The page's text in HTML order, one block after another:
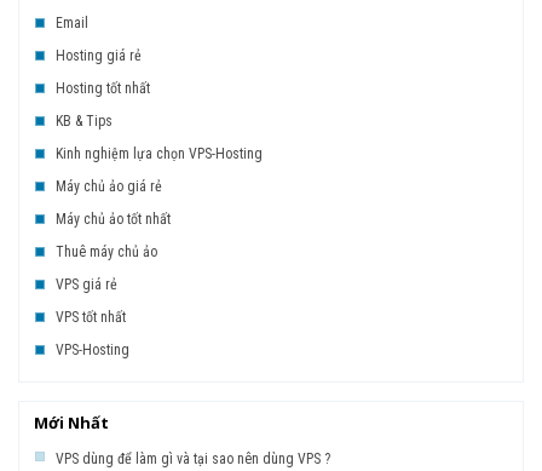
Email
Hosting giá rẻ
Hosting tốt nhất
KB & Tips
Kinh nghiệm lựa chọn VPS-Hosting
Máy chủ ảo giá rẻ
Máy chủ ảo tốt nhất
Thuê máy chủ ảo
VPS giá rẻ
VPS tốt nhất
VPS-Hosting
Mới Nhất
VPS dùng để làm gì và tại sao nên dùng VPS ?